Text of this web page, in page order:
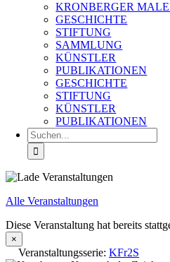
KRONBERGER
GESCHICHTE
STIFTUNG
SAMMLUNG
KÜNSTLER
PUBLIKATIONEN
GESCHICHTE
STIFTUNG
KÜNSTLER
PUBLIKATIONEN
Suche
nach:
Alle Veranstaltungen
Diese Veranstaltung hat bereits
×
Veranstaltungsserie: KFr2S